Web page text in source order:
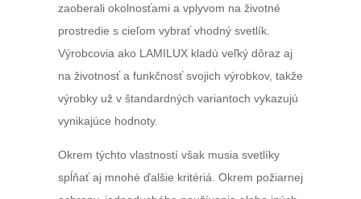
zaoberali okolnosťami a vplyvom na životné
prostredie s cieľom vybrať vhodný svetlík.
Výrobcovia ako LAMILUX kladú veľký dôraz aj
na životnosť a funkčnosť svojich výrobkov, takže
výrobky už v štandardných variantoch vykazujú
vynikajúce hodnoty.
Okrem týchto vlastností však musia svetlíky
spĺňať aj mnohé ďalšie kritériá. Okrem požiarnej